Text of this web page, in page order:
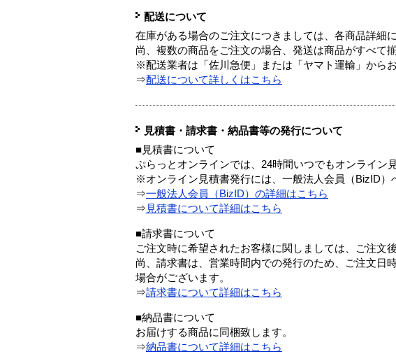
配送について
在庫がある場合のご注文につきましては、各商品詳細
尚、複数の商品をご注文の場合、発送は商品がすべて
※配送業者は「佐川急便」または「ヤマト運輸」から
⇒配送について詳しくはこちら
見積書・請求書・納品書等の発行について
■見積書について
ぷらっとオンラインでは、24時間いつでもオンライン
※オンライン見積書発行には、一般法人会員（BizID）
⇒一般法人会員（BizID）の詳細はこちら
⇒ 見積書について詳細はこちら
■請求書について
ご注文時に希望されたお客様に関しましては、ご注文
尚、請求書は、営業時間内での発行のため、ご注文日
場合がございます。
⇒請求書について詳細はこちら
■納品書について
お届けする商品に同梱致します。
⇒納品書について詳細はこちら